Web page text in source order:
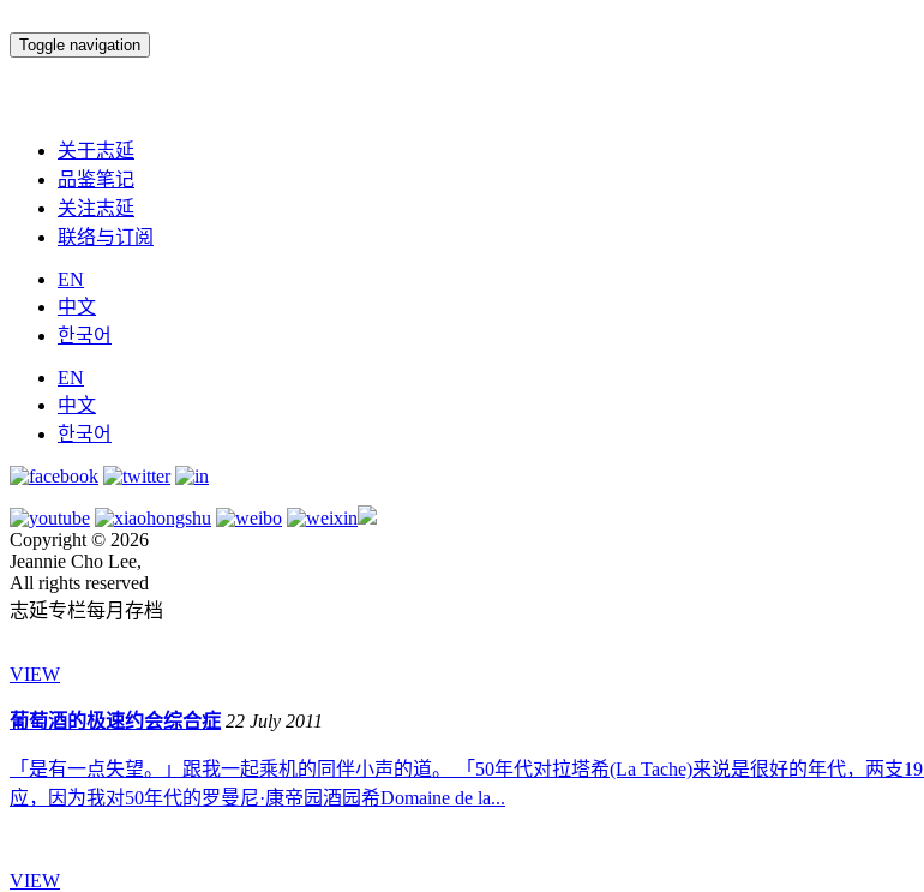
Toggle navigation
关于志延
品鉴笔记
关注志延
联络与订阅
EN
中文
한국어
EN
中文
한국어
Copyright © 2026
Jeannie Cho Lee,
All rights reserved
志延专栏每月存档
VIEW
葡萄酒的极速约会综合症 22 July 2011
「是有一点失望。」跟我一起乘机的同伴小声的道。 「50年代对拉塔希(La Tache)来说是很好的年代，两
应，因为我对50年代的罗曼尼·康帝园酒园希Domaine de la...
VIEW